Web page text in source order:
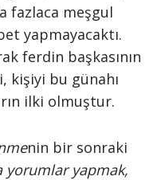
fazlaca meşgul
yapmayacaktı.
ferdin başkasının
kişiyi bu günahı
ilki olmuştur.
nin bir sonraki
yorumlar yapmak,